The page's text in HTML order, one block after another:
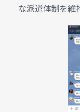
な派遣体制を維